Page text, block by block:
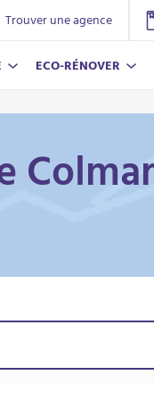
Trouver une agence
ECO-RÉNOVER
plus
plus